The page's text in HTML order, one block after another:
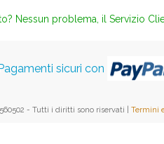
Nessun problema, il Servizio
sicuri con
- Tutti i diritti sono riservati | Termini